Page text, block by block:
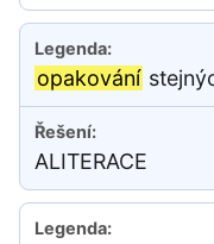
opakování
ALITERACE